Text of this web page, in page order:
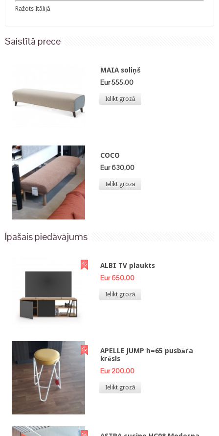
Ražots Itālijā
Saistītā prece
MAIA soliņš
Eur 555,00
Ielikt grozā
COCO
Eur 630,00
Ielikt grozā
Īpašais piedāvājums
ALBI TV plaukts
Eur 650,00
Ielikt grozā
APELLE JUMP h=65 pusbāra
krēsls
Eur 200,00
Ielikt grozā